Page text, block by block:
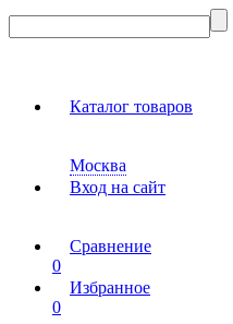
Каталог товаров
Москва
Вход на сайт
Сравнение
0
Избранное
0